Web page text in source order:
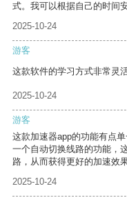
式。我可以根据自己的时间
2025-10-24
游客
这款软件的学习方式非常灵
2025-10-24
游客
这款加速器app的功能有点
一个自动切换线路的功能，
路，从而获得更好的加速效果
2025-10-24